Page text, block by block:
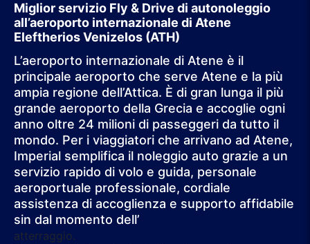
Miglior servizio Fly & Drive di autonoleggio
all’aeroporto internazionale di Atene
Eleftherios Venizelos (ATH)
L’aeroporto internazionale di Atene è il
principale aeroporto che serve Atene e la più
ampia regione dell’Attica. È di gran lunga il più
grande aeroporto della Grecia e accoglie ogni
anno oltre 24 milioni di passeggeri da tutto il
mondo. Per i viaggiatori che arrivano ad Atene,
Imperial semplifica il noleggio auto grazie a un
servizio rapido di volo e guida, personale
aeroportuale professionale, cordiale
assistenza di accoglienza e supporto affidabile
sin dal momento dell’
atterraggio.